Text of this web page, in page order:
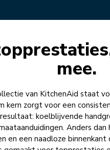
mee.
van KitchenAid staat
kern zorgt voor een
koelblijvende
Anders
en een naadloze